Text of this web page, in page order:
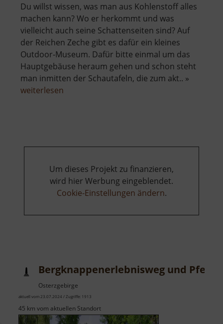
Du willst wissen, was man aus Kohlenstoff alles
machen kann? Wo er herkommt und was
vielleicht auch seine Schattenseiten sind? Auf
der Reichen Zeche gibt es dafür ein kleines
Outdoor-Museum. Dafür bitte einmal um das
Hauptgebäuse heraum gehen und schon steht
man inmitten der Schautafeln, die zum akt.. »
weiterlesen
Um dieses Projekt zu finanzieren,
wird hier Werbung eingeblendet.
Cookie-Einstellungen ändern.
Bergknappenerlebnisweg und
Osterzgebirge
aktuell vom 23.07.2024 / Zugriffe: 1913
45 km vom aktuellen Standort